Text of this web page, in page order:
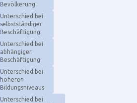
Bevölkerung
Unterschied bei
selbstständiger
Beschäftigung
Unterschied bei
abhängiger
Beschäftigung
Unterschied bei
höheren
Bildungsniveaus
Unterschied bei